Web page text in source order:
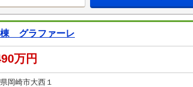
棟 グラファーレ
万円
岡崎市大西１